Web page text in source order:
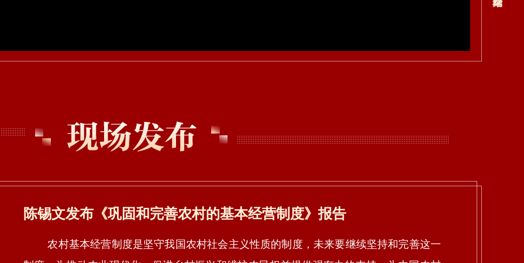
陈锡文发布《巩固和完善农村的基本经营制度》报告
农村基本经营制度是坚守我国农村社会主义性质的制度，未来要继续坚持和完善这一